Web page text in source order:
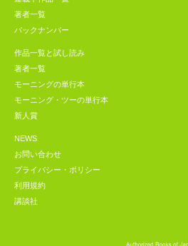
著者一覧
バックナンバー
作品一覧と試し読み
著者一覧
モーニングの単行本
モーニング・ツーの単行本
新人賞
NEWS
お問い合わせ
プライバシー・ポリシー
利用規約
講談社